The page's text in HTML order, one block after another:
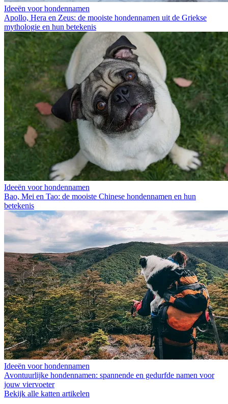
Ideeën voor hondennamen
Apollo, Hera en Zeus: de mooiste hondennamen uit de Griekse
mythologie en hun betekenis
Ideeën voor hondennamen
Bao, Mei en Tao: de mooiste Chinese hondennamen en hun
betekenis
Ideeën voor hondennamen
Avontuurlijke hondennamen: spannende en gedurfde namen voor
jouw viervoeter
Bekijk alle katten artikelen